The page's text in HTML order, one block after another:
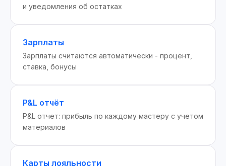
и уведомления об остатках
Зарплаты
Зарплаты считаются автоматически - процент,
ставка, бонусы
P&L отчёт
P&L отчет: прибыль по каждому мастеру с учетом
материалов
Карты лояльности